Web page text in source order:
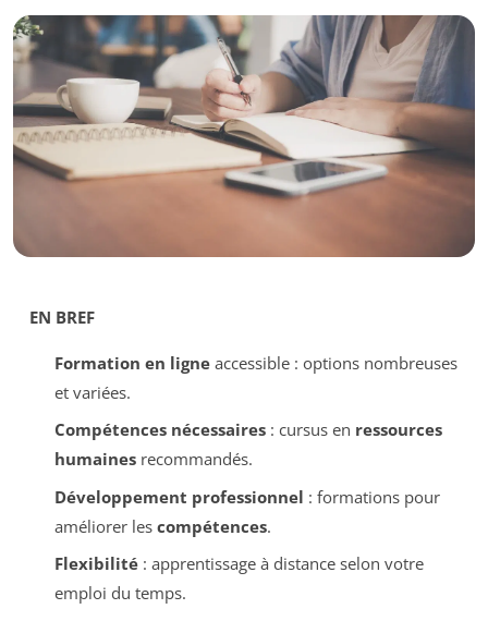
EN BREF
Formation en ligneaccessible : options nombreuses
et variées.
Compétences nécessaires: cursus en ressources
humainesrecommandés.
Développement professionnel : formations pour
améliorer les compétences.
Flexibilité: apprentissage à distance selon votre
emploi du temps.